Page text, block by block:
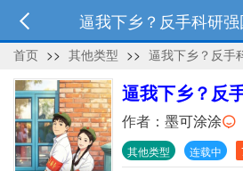
逼我下乡？反手科研
首页 >> 其他类型 >> 逼我下乡？反手
逼我下乡？反
作者： 墨可涂涂
其他类型 连载中